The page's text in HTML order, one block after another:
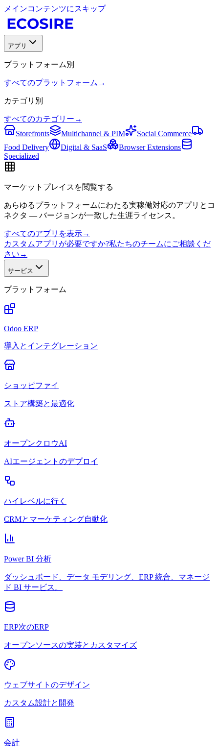
メインコンテンツにスキップ
アプリ
プラットフォーム別
すべてのプラットフォーム →
カテゴリ別
すべてのカテゴリー →
Storefronts
Multichannel & PIM
Social Commerce
Food Delivery
Digital & SaaS
Browser Extensions
Specialized
マーケットプレイスを閲覧する
あらゆるプラットフォームにわたる実稼働対応のアプリとコ
ネクタ — バージョンが一致した生涯ライセンス。
すべてのアプリを表示→
カスタムアプリが必要ですか?私たちのチームにご相談くだ
さい →
サービス
プラットフォーム
Odoo ERP
導入とインテグレーション
ショッピファイ
ストア構築と最適化
オープンクロウAI
AIエージェントのデプロイ
ハイレベルに行く
CRMとマーケティング自動化
Power BI 分析
ダッシュボード、データ モデリング、ERP 統合、マネージ
ド BI サービス。
ERP次のERP
オープンソースの実装とカスタマイズ
ウェブサイトのデザイン
カスタム設計と開発
会計